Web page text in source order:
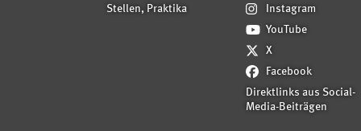
Stellen, Praktika
Instagram
YouTube
X
Facebook
Direktlinks aus Social-
Media-Beiträgen